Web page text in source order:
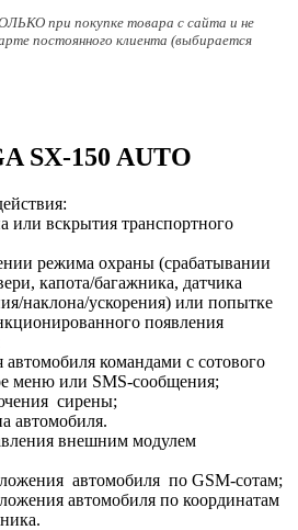
при покупке товара с сайта и не
постоянного клиента (выбирается
SX-150 AUTO
вскрытия транспортного
режима охраны (срабатывании
капота/багажника, датчика
наклона/ускорения) или попытке
появления
командами с сотового
меню или SMS-сообщения;
сирены;
автомобиля.
внешним модулем
автомобиля по GSM-сотам;
автомобиля по координатам